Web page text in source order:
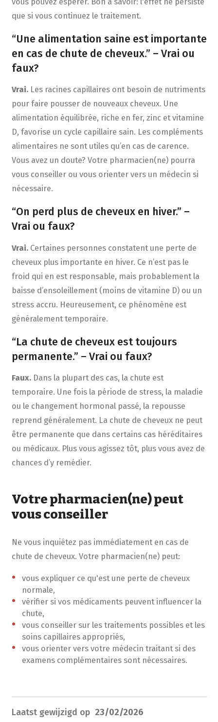
que si vous continuez le traitement.
“Une alimentation saine est importante
en cas de chute de cheveux.” – Vrai ou
faux?
Vrai.Les racines capillaires ont besoin de nutriments
pour faire pousser de nouveaux cheveux. Une
alimentation équilibrée, riche en fer, zinc et vitamine
D, favorise un cycle capillaire sain. Les compléments
alimentaires ne sont utiles qu’en cas de carence.
Vous avez un doute? Votre pharmacien(ne) pourra
vous conseiller ou vous orienter vers un médecin si
nécessaire.
“On perd plus de cheveux en hiver.” –
Vrai ou faux?
Vrai.Certaines personnes constatent une perte de
cheveux plus importante en hiver. Ce n’est pas le
froid qui en est responsable, mais probablement la
baisse d’ensoleillement (moins de vitamine D) ou un
stress accru. Heureusement, ce phénomène est
généralement temporaire.
“La chute de cheveux est toujours
permanente.” – Vrai ou faux?
Faux.Dans la plupart des cas, la chute est
temporaire. Une fois la période de stress, la maladie
ou le changement hormonal passé, la repousse
reprend généralement. La chute de cheveux ne peut
être permanente que dans certains cas héréditaires
ou médicaux. Plus vous agissez tôt, plus vous avez de
chances d’y remédier.
Votre pharmacien(ne) peut
vous conseiller
Ne vous inquiétez pas immédiatement en cas de
chute de cheveux. Votre pharmacien(ne) peut:
vous expliquer ce qu'est une perte de cheveux
normale,
vérifier si vos médicaments peuvent influencer la
chute,
vous conseiller sur les traitements possibles et les
soins capillaires appropriés,
vous orienter vers votre médecin traitant si des
examens complémentaires sont nécessaires.
Laatst gewijzigd op 23/02/2026